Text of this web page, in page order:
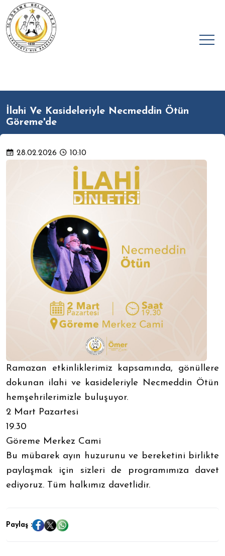
İlahi Ve Kasideleriyle Necmeddin Ötün
Göreme'de
28.02.2026 10:10
Ramazan etkinliklerimiz kapsamında, gönüllere
dokunan ilahi ve kasideleriyle Necmeddin Ötün
hemşehrilerimizle buluşuyor.
2 Mart Pazartesi
19.30
Göreme Merkez Cami
Bu mübarek ayın huzurunu ve bereketini birlikte
paylaşmak için sizleri de programımıza davet
ediyoruz. Tüm halkımız davetlidir.
Paylaş :